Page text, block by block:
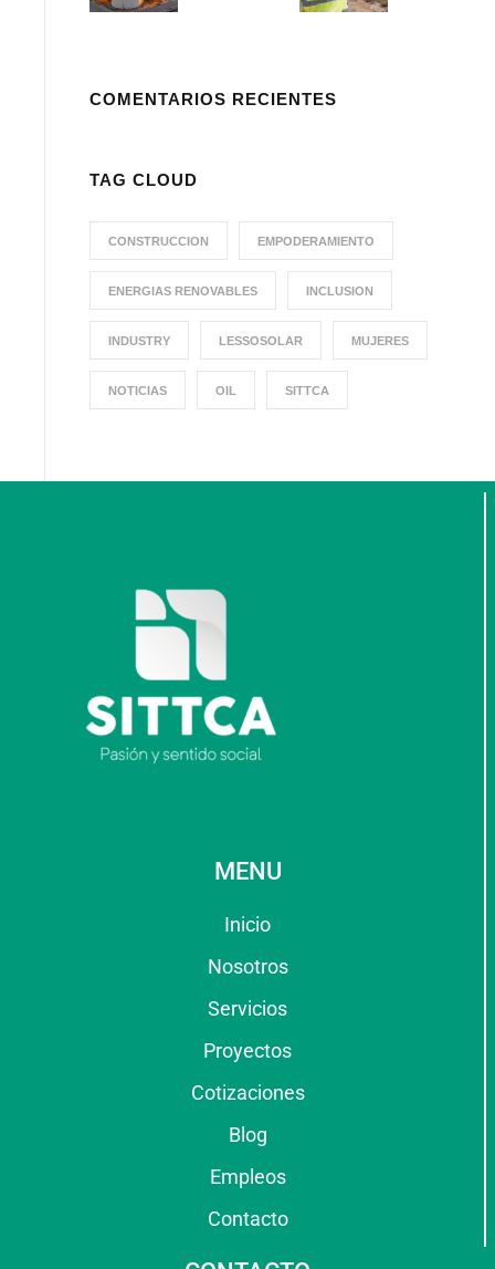
COMENTARIOS RECIENTES
TAG CLOUD
CONSTRUCCION EMPODERAMIENTO
ENERGIAS RENOVABLES INCLUSION
INDUSTRY LESSOSOLAR MUJERES
NOTICIAS OIL SITTCA
MENU
Inicio
Nosotros
Servicios
Proyectos
Cotizaciones
Blog
Empleos
Contacto